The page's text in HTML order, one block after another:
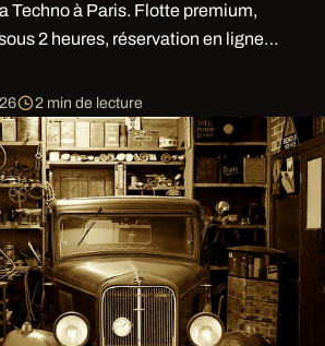
Techno à Paris. Flotte premium,
2 heures, réservation en ligne…
2 min de lecture